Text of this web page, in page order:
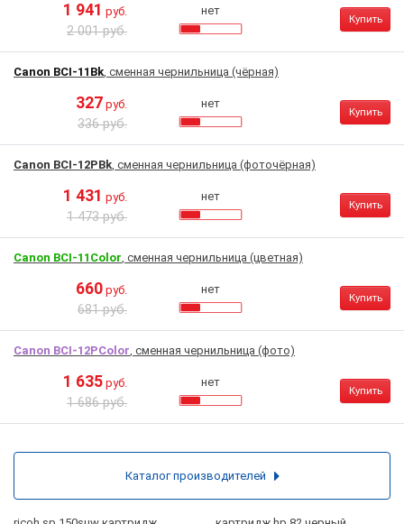
1 941 руб.
2 001 руб.
нет
Купить
Canon BCI-11Bk, сменная чернильница (чёрная)
327 руб.
336 руб.
нет
Купить
Canon BCI-12PBk, сменная чернильница (фоточёрная)
1 431 руб.
1 473 руб.
нет
Купить
Canon BCI-11Color, сменная чернильница (цветная)
660 руб.
681 руб.
нет
Купить
Canon BCI-12PColor, сменная чернильница (фото)
1 635 руб.
1 686 руб.
нет
Купить